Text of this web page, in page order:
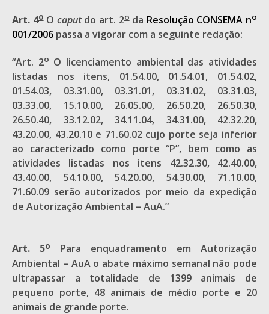
Art. 4oO caputdo art. 2oda Resolução CONSEMA no
001/2006 passa a vigorar com a seguinte redação:
“Art. 2oO licenciamento ambiental das atividades
listadas nos itens, 01.54.00, 01.54.01, 01.54.02,
01.54.03, 03.31.00, 03.31.01, 03.31.02, 03.31.03,
03.33.00, 15.10.00, 26.05.00, 26.50.20, 26.50.30,
26.50.40, 33.12.02, 34.11.04, 34.31.00, 42.32.20,
43.20.00, 43.20.10 e 71.60.02 cujo porte seja inferior
ao carac­terizado como porte “P”, bem como as
atividades listadas nos itens 42.32.30, 42.40.00,
43.40.00, 54.10.00, 54.20.00, 54.30.00, 71.10.00,
71.60.09 serão autorizados por meio da expedição
de Autorização Ambiental – AuA.”
Art. 5o
Para enquadramento em Autorização
Ambiental – AuA o abate máximo semanal não pode
ultrapassar a totalidade de 1399 animais de
pequeno porte, 48 animais de médio porte e 20
animais de grande porte.